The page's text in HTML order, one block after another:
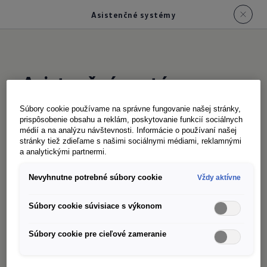
Asistenčné systémy
Asistenčné systémy:
Pohodlné cestovanie,
uvoľnený príchod
Model California je ešte pohodlnejší ako jeho
rôznymi asistenčnými systémami. Zahŕňa
rôznych parkovacích asistentov a asistenčné
systémy - od sériového systému udržania
Súbory cookie používame na správne fungovanie našej stránky,
prispôsobenie obsahu a reklám, poskytovanie funkcií sociálnych
médií a na analýzu návštevnosti. Informácie o používaní našej
stránky tiež zdieľame s našimi sociálnymi médiami, reklamnými
a analytickými partnermi.
Nevyhnutne potrebné súbory cookie Vždy aktívne
Súbory cookie súvisiace s výkonom
Súbory cookie pre cieľové zameranie